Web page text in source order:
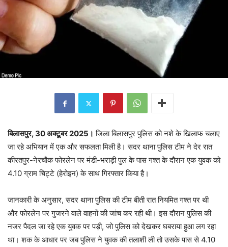
बिलासपुर, 30 अक्टूबर 2025। जिला बिलासपुर पुलिस को नशे के खिलाफ चलाए
जा रहे अभियान में एक और सफलता मिली है। सदर थाना पुलिस टीम ने देर रात
कीरतपुर-नेरचौक फोरलेन पर मंडी-भराड़ी पुल के पास गश्त के दौरान एक युवक को
4.10 ग्राम चिट्टे (हेरोइन) के साथ गिरफ्तार किया है।
जानकारी के अनुसार, सदर थाना पुलिस की टीम बीती रात नियमित गश्त पर थी
और फोरलेन पर गुजरने वाले वाहनों की जांच कर रही थी। इस दौरान पुलिस की
नजर पैदल जा रहे एक युवक पर पड़ी, जो पुलिस को देखकर घबराया हुआ लग रहा
था। शक के आधार पर जब पुलिस ने युवक की तलाशी ली तो उसके पास से 4.10